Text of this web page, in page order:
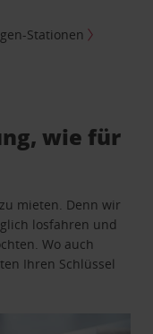
Stationen
wie für
mieten. Denn wir
losfahren und
Wo auch
Ihren Schlüssel